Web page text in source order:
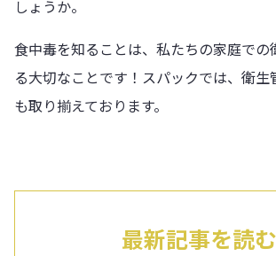
しょうか。
食中毒を知ることは、私たちの家庭での
る大切なことです！スパックでは、衛生
も取り揃えております。
最新記事を読む